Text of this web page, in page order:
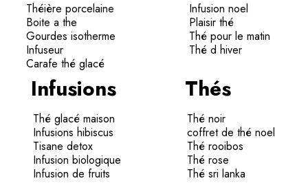
Théière porcelaine
Boite a the
Gourdes isotherme
Infuseur
Carafe thé glacé
Infusion noel
Plaisir thé
Thé pour le matin
Thé d hiver
Infusions
Thé glacé maison
Infusions hibiscus
Tisane detox
Infusion biologique
Infusion de fruits
Thés
Thé noir
coffret de thé noel
Thé rooibos
Thé rose
Thé sri lanka